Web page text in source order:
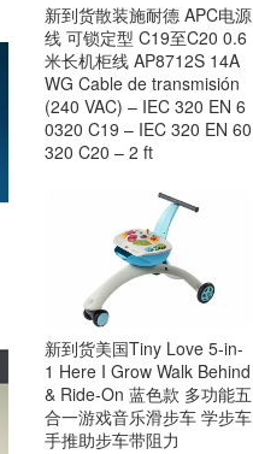
新到货散装施耐德 APC电源
线 可锁定型 C19至C20 0.6
米长机柜线 AP8712S 14A
WG Cable de transmisión
(240 VAC) – IEC 320 EN 6
0320 C19 – IEC 320 EN 60
320 C20 – 2 ft
新到货美国Tiny Love 5-in-
1 Here I Grow Walk Behind
& Ride-On 蓝色款 多功能五
合一游戏音乐滑步车 学步车
手推助步车带阻力